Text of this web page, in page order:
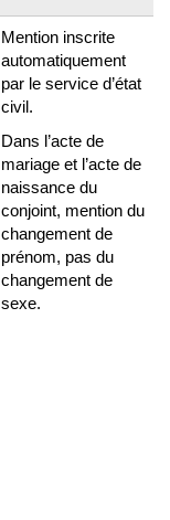
Mention inscrite
automatiquement
par le service d’état
civil.
Dans l’acte de
mariage et l’acte de
naissance du
conjoint, mention du
changement de
prénom, pas du
changement de
sexe.